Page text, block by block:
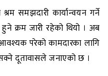
समझदारी कार्यान्वयन गर्ने
क्रम जारी रहेको थियो । अब
परेको कामदारका लागि
दूतावासले जनाएको छ ।